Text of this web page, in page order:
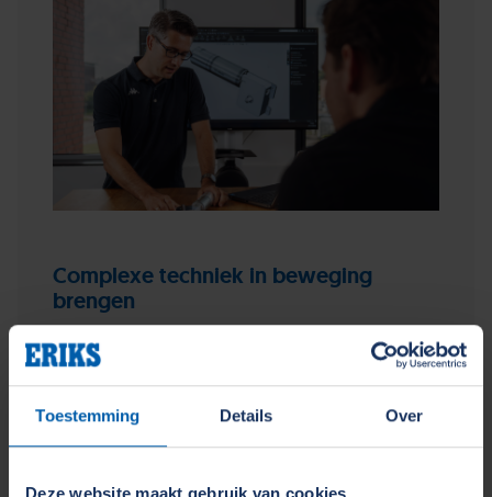
Toestemming Details Over
Complexe techniek in beweging
brengen
28 november 2024
Ontdek hoe precisie-engineering betrouwbare,